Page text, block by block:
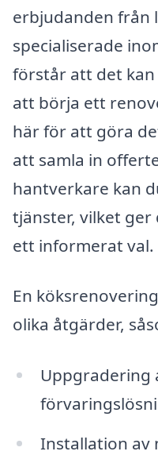
erbjudanden från
specialiserade
förstår att det
att börja ett
här för att göra
att samla in
hantverkare kan
tjänster, vilket
ett informerat val.
En
olika åtgärder,
Uppgradering
Installation av